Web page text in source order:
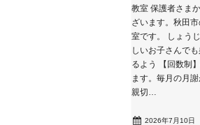
教室 保護者さま
ざいます。秋田
室です。 しょう
しいお子さんで
るよう 【回数制
ます。毎月の月
親切…
2026年7月10日